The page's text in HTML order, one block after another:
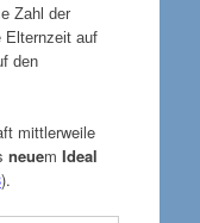
Zahl der
Elternzeit auf
den
mittlerweile
neuem Ideal
).